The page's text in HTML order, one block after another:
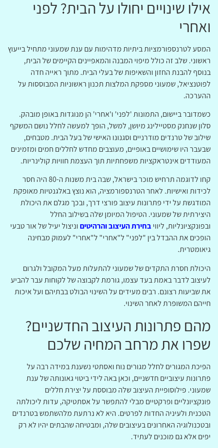
אילו שינויים יחולו על הבית? לפני
ואחרי
המסע לטרנספורמציות ביתיות מדהימות עם ענת שמעוני מתחיל בייעוץ
ראשוני. שלב זה כולל מיפוי המבנה והמאפיינים הקיימים של הבית,
בנוסף להבנת החזון והשאיפות של בעלי הבית. מתוך ראייה חדה
לפוטנציאל, שמעוני מספקת המלצות תכנון ראשוניות המבוססות על
ההערכה.
כשמדובר ביישום, התמונות 'לפני' ו'אחרי' הן מנוגדות באופן מובהק.
סלון שנחנק מסטיילינג מיושן, למשל, הופך למעשה לחלל נושם המשקף
שילוב של טרנדים מודרניים וסגנונו האישי של בעל הבית. מטבחים,
שבעבר היו שימושיים באופיים, מעוצבים מחדש לחללים חמים ומזמינים
המעודדים אינטראקציות משפחתיות תוך העצמת חוויות קולינריות.
קחו לדוגמה תרחיש מוכר בישראל, שבה בית משנות ה-80 היה חסר
לכידות ואישיות. לאחר הטרנספורמציה, הוא נוצץ באלגנטיות מאופקת
המודגשת על ידי פתרונות עיצוב פורצי דרך, ובכך מגלם את היכולת
היצירתית של שמעוני. הטיפול המיומן שלה בשילוב החלל
ובפונקציונליות, ליוויבחירת העיצוב והרהיטיםוניצול יעיל של אור טבעי
הופכים את ההבדל בין "לפני" ל"אחרי" ל"אחרי" לעמוק מבחינה
גיאומטרית.
היכולת חסרת התקדים של שמעוני להתעלות מעל המקובל ולגרום
לעיצוב לדבר באמת בעד עצמו, גורמת לקבוצה של לקוחות עבר להביע
את שביעות רצונם. רבים מעידים על השינוי הבולט בבתיהם ועל איכות
חייהם המשופרת לאחר השינוי.
מהם פתרונות העיצוב החדשניים?
שפרו את מרחב המחיה שלכם
הפיכת המגורים לחלל מגורים נוח ואסתטי נשענת במידה רבה על
פתרונות עיצוביים חדשניים, וכאן באה לידי ביטוי גאונותה של ענת
שמעוני. פילוסופיית העיצוב שלה מבוססת על יצירת חללים
פונקציונליים ופרקטיים מבלי להתפשר על אסתטיקה, עדות ליכולתה
הטכנית ולעיניה החדות לפרטים. היא לא נרתעת מלהשתמש בטרנדים
ובטכנולוגיה האחרונים בעיצובים שלה, ומבטיחה שהבתים יהיו לא רק
יפים אלא גם מוכנים לעתיד.